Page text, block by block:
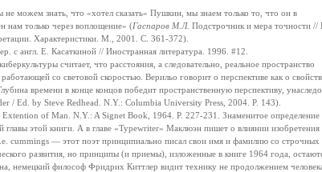
можем знать, что «хотел сказать» Пушкин, мы знаем только то, что он в
нам только через воплощение» (Гаспаров М.Л. Подстрочник и мера точности //
Характеристики. М., 2001. С. 361-372).
с англ. Е. Касаткиной // Иностранная литература. 1996. #12.
считает, что расстояния, а следовательно, реальное пространство
со световой скоростью. Верильо говорит о перспективе как о
времени в конце концов победит пространственную перспективу,
/ Ed. by Steve Redhead. N.Y.: Columbia University Press, 2004. P. 143).
of Man. N.Y.: A Signet Book, 1964. P. 227-231. Знаменитое определение
главы этой книги. А в главе «Typewriter» Маклюэн пишет о влиянии изобретения
cummings — этот поэт принципиально писал свои имя и фамилию со строчных
развития, но принципы (и приемы), изложенные в книге 1964 года,
немецкий философ Фридрих Киттлер видит технику не продолжением